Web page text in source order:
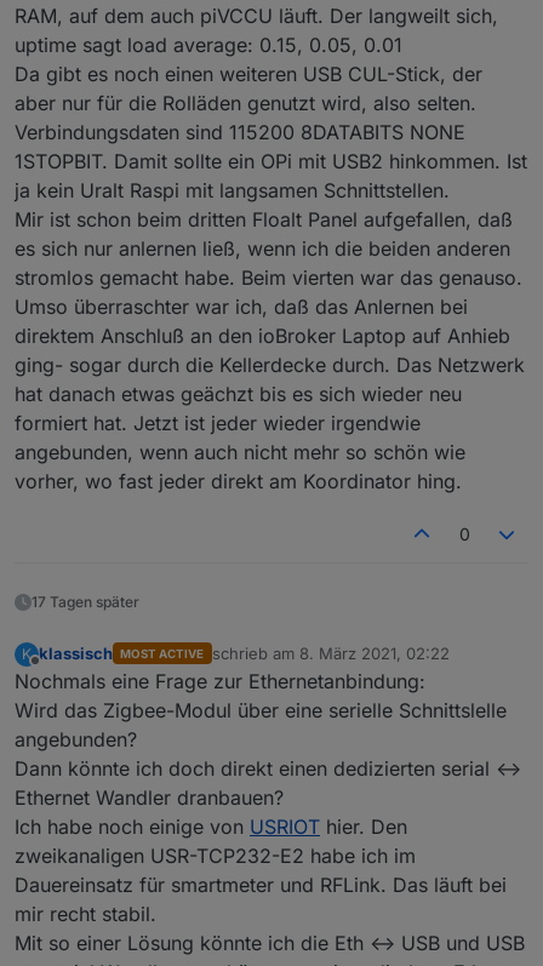
RAM, auf dem auch piVCCU läuft. Der langweilt sich,
uptime sagt load average: 0.15, 0.05, 0.01
Da gibt es noch einen weiteren USB CUL-Stick, der
aber nur für die Rolläden genutzt wird, also selten.
Verbindungsdaten sind 115200 8DATABITS NONE
1STOPBIT. Damit sollte ein OPi mit USB2 hinkommen. Ist
ja kein Uralt Raspi mit langsamen Schnittstellen.
Mir ist schon beim dritten Floalt Panel aufgefallen, daß
es sich nur anlernen ließ, wenn ich die beiden anderen
stromlos gemacht habe. Beim vierten war das genauso.
Umso überraschter war ich, daß das Anlernen bei
direktem Anschluß an den ioBroker Laptop auf Anhieb
ging- sogar durch die Kellerdecke durch. Das Netzwerk
hat danach etwas geächzt bis es sich wieder neu
formiert hat. Jetzt ist jeder wieder irgendwie
angebunden, wenn auch nicht mehr so schön wie
vorher, wo fast jeder direkt am Koordinator hing.
0
17 Tagen später
K
Offline
klassisch MOST ACTIVE schrieb am 8. März 2021, 02:22
zuletzt editiert von
Nochmals eine Frage zur Ethernetanbindung:
Wird das Zigbee-Modul über eine serielle Schnittslelle
angebunden?
Dann könnte ich doch direkt einen dedizierten serial <->
Ethernet Wandler dranbauen?
Ich habe noch einige von USRIOT hier. Den
zweikanaligen USR-TCP232-E2 habe ich im
Dauereinsatz für smartmeter und RFLink. Das läuft bei
mir recht stabil.
Mit so einer Lösung könnte ich die Eth <-> USB und USB